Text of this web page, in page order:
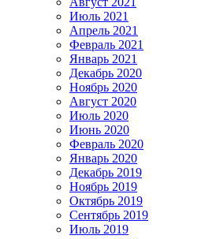
Июль 2021
Апрель 2021
Февраль 2021
Январь 2021
Декабрь 2020
Ноябрь 2020
Август 2020
Июль 2020
Июнь 2020
Февраль 2020
Январь 2020
Декабрь 2019
Ноябрь 2019
Октябрь 2019
Сентябрь 2019
Июль 2019